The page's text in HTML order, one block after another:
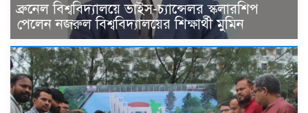
ব্রুনেল বিশ্ববিদ্যালয়ে ভাইস-চ্যান্সেলর স্কলারশিপ
পেলেন নজরুল বিশ্ববিদ্যালয়ের শিক্ষার্থী মুমিন